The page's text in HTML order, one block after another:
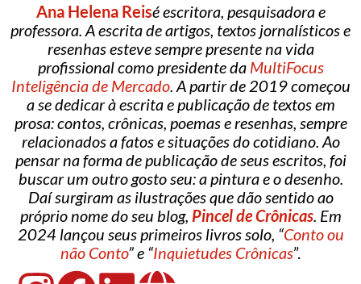
Ana Helena Reisé escritora, pesquisadora e
professora. A escrita de artigos, textos jornalísticos e
resenhas esteve sempre presente na vida
profissional como presidente da MultiFocus
Inteligência de Mercado. A partir de 2019 começou
a se dedicar à escrita e publicação de textos em
prosa: contos, crônicas, poemas e resenhas, sempre
relacionados a fatos e situações do cotidiano. Ao
pensar na forma de publicação de seus escritos, foi
buscar um outro gosto seu: a pintura e o desenho.
Daí surgiram as ilustrações que dão sentido ao
próprio nome do seu blog, Pincel de Crônicas. Em
2024 lançou seus primeiros livros solo, “Conto ou
não Conto” e “Inquietudes Crônicas”.